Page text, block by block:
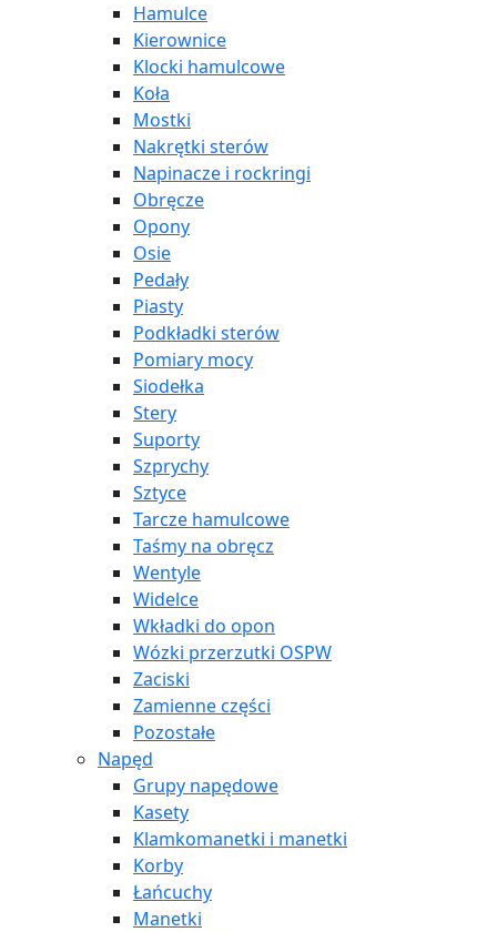
Hamulce
Kierownice
Klocki hamulcowe
Koła
Mostki
Nakrętki sterów
Napinacze i rockringi
Obręcze
Opony
Osie
Pedały
Piasty
Podkładki sterów
Pomiary mocy
Siodełka
Stery
Suporty
Szprychy
Sztyce
Tarcze hamulcowe
Taśmy na obręcz
Wentyle
Widelce
Wkładki do opon
Wózki przerzutki OSPW
Zaciski
Zamienne części
Pozostałe
Napęd
Grupy napędowe
Kasety
Klamkomanetki i manetki
Korby
Łańcuchy
Manetki